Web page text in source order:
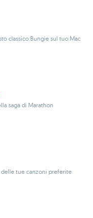
classico Bungie sul tuo Mac
saga di Marathon
tue canzoni preferite